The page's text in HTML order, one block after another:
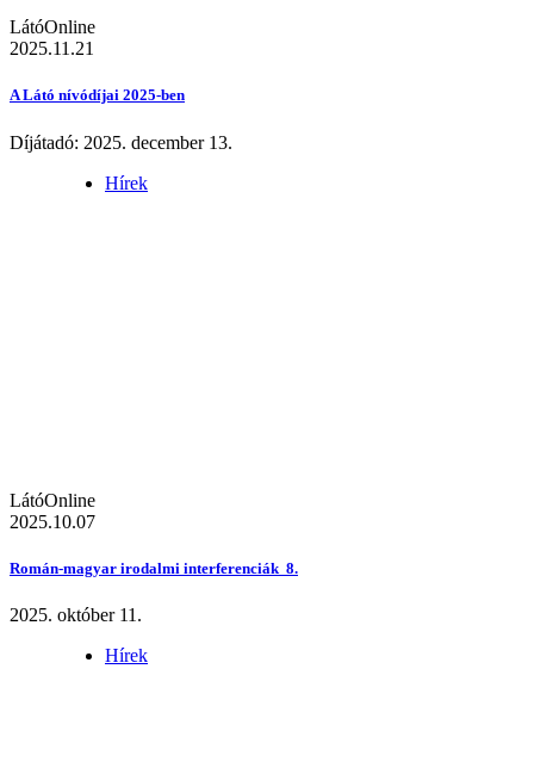
LátóOnline
2025.11.21
A Látó nívódíjai 2025-ben
Díjátadó: 2025. december 13.
Hírek
LátóOnline
2025.10.07
Román-magyar irodalmi interferenciák 8.
2025. október 11.
Hírek